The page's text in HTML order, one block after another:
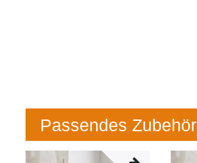
Passendes Zubehör